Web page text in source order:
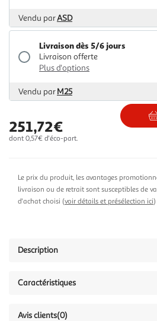
Vendu parASD
Livraison dès 5/6 jours
Livraison offerte
Plus d'options
Vendu parM25
251,72€
dont 0,57€ d'éco-part.
Le prix du produit, les avantages
livraison ou de retrait sont susceptibles de
d'achat choisi (voir détails et présélection ici)
Description
Caractéristiques
Avis clients(0)